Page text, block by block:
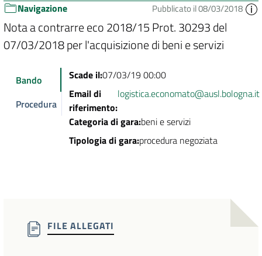
Navigazione Pubblicato il 08/03/2018
Nota a contrarre eco 2018/15 Prot. 30293 del
07/03/2018 per l'acquisizione di beni e servizi
Bando
Procedura
Scade il:07/03/19 00:00
Email di
riferimento:
logistica.economato@ausl.bologna.it
Categoria di gara:beni e servizi
Tipologia di gara:procedura negoziata
FILE ALLEGATI